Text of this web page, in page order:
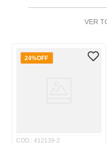
VER
24%OFF
COD.: 412139-2